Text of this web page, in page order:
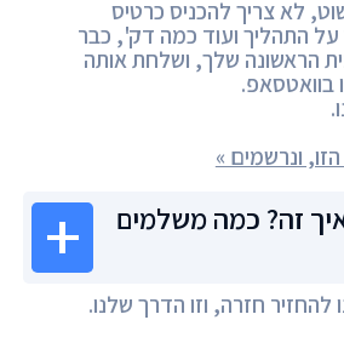
לא צריך להכניס כרטיס
התהליך ועוד כמה דק', כבר
הראשונה שלך, ושלחת אותה
בוואטסאפ.
ונרשמים »
זה? כמה משלמים
להחזיר חזרה, וזו הדרך שלנו.